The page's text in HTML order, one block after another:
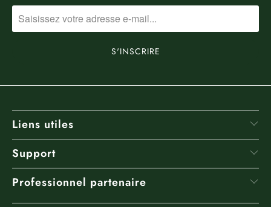
Liens utiles
Support
Professionnel partenaire